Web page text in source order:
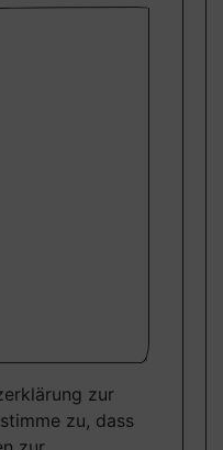
zur
zu, dass